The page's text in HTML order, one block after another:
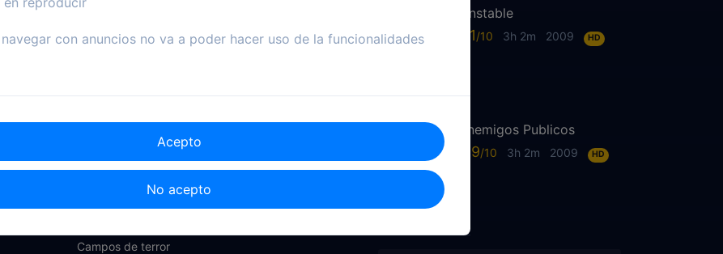
Campos de terror
Unstable
6.1 3h 2m 2009 HD
Enemigos Publicos
6.9 3h 2m 2009 HD
navegar con anuncios no va a poder hacer uso de la funcionalidades
Acepto
No acepto